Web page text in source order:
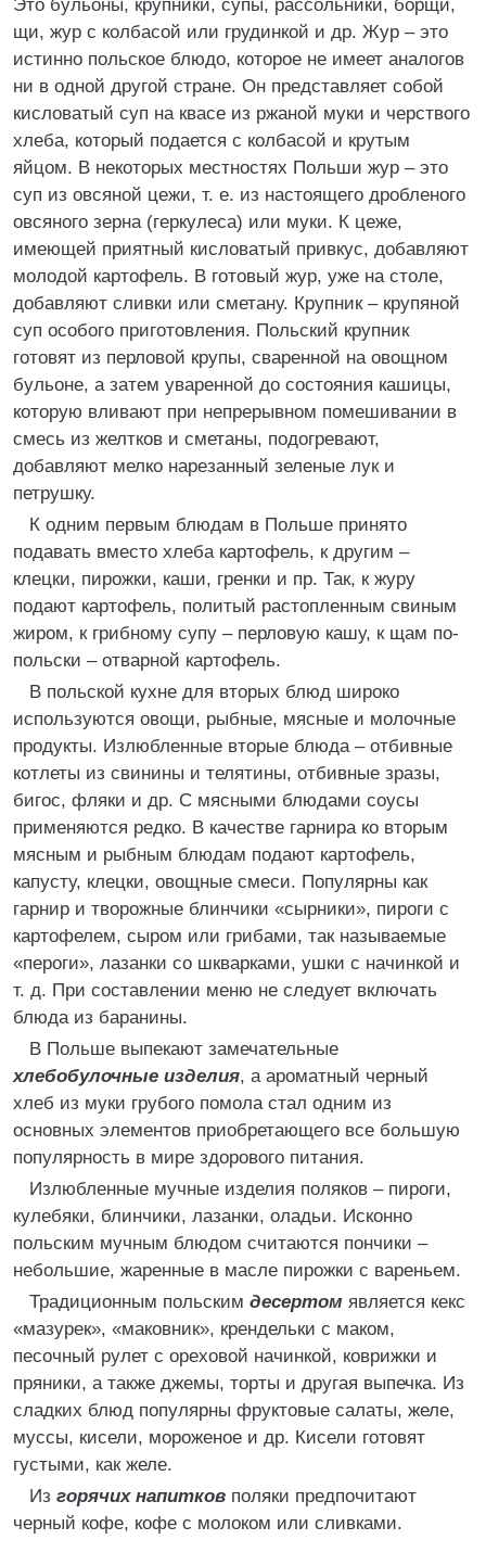
Это бульоны, крупники, супы, рассольники, борщи,
щи, жур с колбасой или грудинкой и др. Жур – это
истинно польское блюдо, которое не имеет аналогов
ни в одной другой стране. Он представляет собой
кисловатый суп на квасе из ржаной муки и черствого
хлеба, который подается с колбасой и крутым
яйцом. В некоторых местностях Польши жур – это
суп из овсяной цежи, т. е. из настоящего дробленого
овсяного зерна (геркулеса) или муки. К цеже,
имеющей приятный кисловатый привкус, добавляют
молодой картофель. В готовый жур, уже на столе,
добавляют сливки или сметану. Крупник – крупяной
суп особого приготовления. Польский крупник
готовят из перловой крупы, сваренной на овощном
бульоне, а затем уваренной до состояния кашицы,
которую вливают при непрерывном помешивании в
смесь из желтков и сметаны, подогревают,
добавляют мелко нарезанный зеленые лук и
петрушку.
К одним первым блюдам в Польше принято
подавать вместо хлеба картофель, к другим –
клецки, пирожки, каши, гренки и пр. Так, к журу
подают картофель, политый растопленным свиным
жиром, к грибному супу – перловую кашу, к щам по-
польски – отварной картофель.
В польской кухне для вторых блюд широко
используются овощи, рыбные, мясные и молочные
продукты. Излюбленные вторые блюда – отбивные
котлеты из свинины и телятины, отбивные зразы,
бигос, фляки и др. С мясными блюдами соусы
применяются редко. В качестве гарнира ко вторым
мясным и рыбным блюдам подают картофель,
капусту, клецки, овощные смеси. Популярны как
гарнир и творожные блинчики «сырники», пироги с
картофелем, сыром или грибами, так называемые
«пероги», лазанки со шкварками, ушки с начинкой и
т. д. При составлении меню не следует включать
блюда из баранины.
В Польше выпекают замечательные
хлебобулочные изделия, а ароматный черный
хлеб из муки грубого помола стал одним из
основных элементов приобретающего все большую
популярность в мире здорового питания.
Излюбленные мучные изделия поляков – пироги,
кулебяки, блинчики, лазанки, оладьи. Исконно
польским мучным блюдом считаются пончики –
небольшие, жаренные в масле пирожки с вареньем.
Традиционным польским десертом является кекс
«мазурек», «маковник», крендельки с маком,
песочный рулет с ореховой начинкой, коврижки и
пряники, а также джемы, торты и другая выпечка. Из
сладких блюд популярны фруктовые салаты, желе,
муссы, кисели, мороженое и др. Кисели готовят
густыми, как желе.
Из горячих напитков поляки предпочитают
черный кофе, кофе с молоком или сливками.